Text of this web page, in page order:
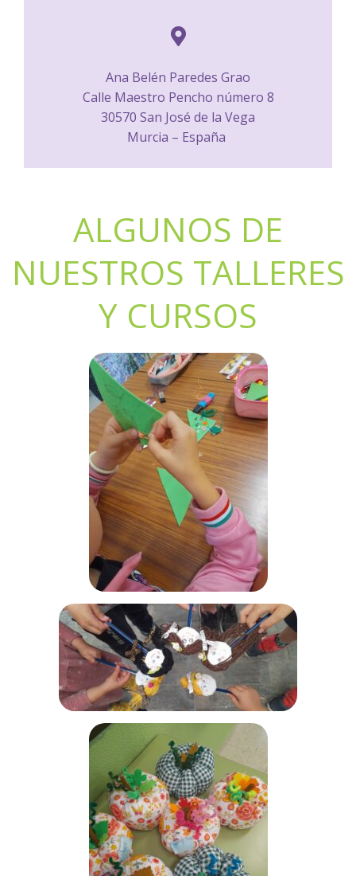
Ana Belén Paredes Grao
Calle Maestro Pencho número 8
30570 San José de la Vega
Murcia – España
ALGUNOS DE
NUESTROS TALLERES
Y CURSOS